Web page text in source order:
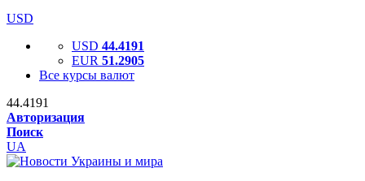
USD
USD 44.4191
EUR 51.2905
Все курсы валют
44.4191
Авторизация
Поиск
UA